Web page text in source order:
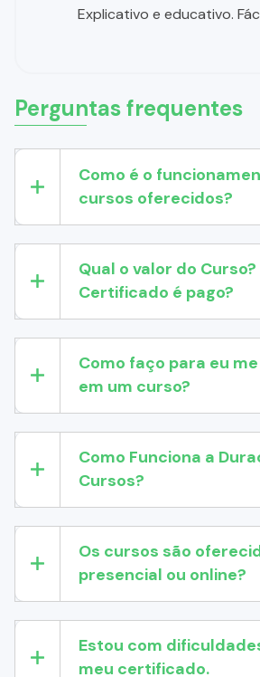
Explicativo e educativo.
Perguntas frequentes
Como é o
cursos oferecidos?
Qual o valor do Curso?
Certificado é pago?
Como faço para eu
em um curso?
Como Funciona a
Cursos?
Os cursos são
presencial ou online?
Estou com
meu certificado.